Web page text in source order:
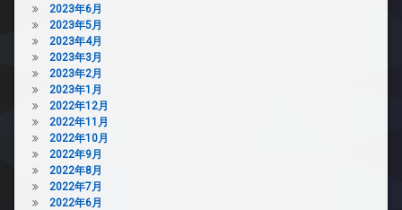
2023年6月
2023年5月
2023年4月
2023年3月
2023年2月
2023年1月
2022年12月
2022年11月
2022年10月
2022年9月
2022年8月
2022年7月
2022年6月